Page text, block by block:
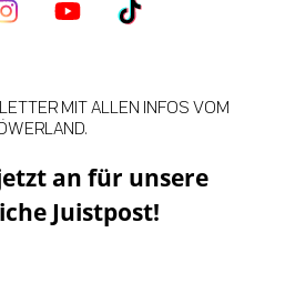
an für unsere
Juistpost!
MIT ALLEN INFOS VOM